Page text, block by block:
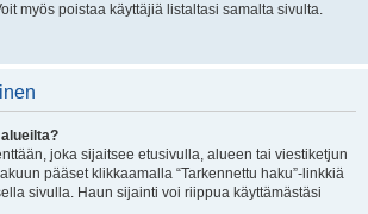
myös poistaa käyttäjiä listaltasi samalta sivulta.
joka sijaitsee etusivulla, alueen tai viestiketjun
pääset klikkaamalla “Tarkennettu haku”-linkkiä
sivulla. Haun sijainti voi riippua käyttämästäsi